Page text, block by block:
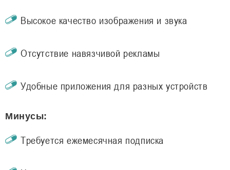
Высокое качество изображения и звука
Отсутствие навязчивой рекламы
Удобные приложения для разных устройств
Минусы:
Требуется ежемесячная подписка